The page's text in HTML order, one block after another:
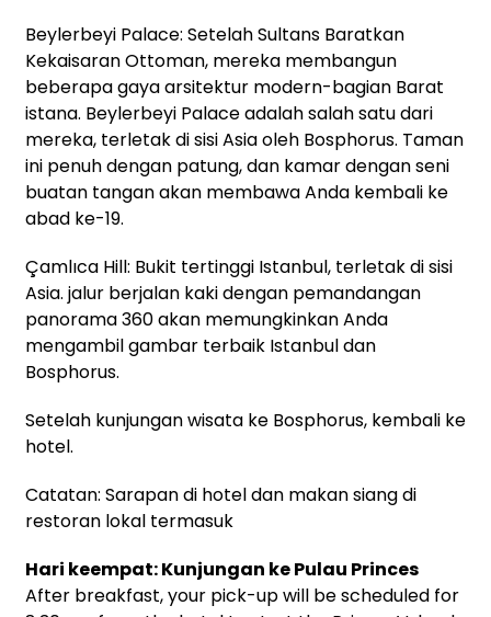
Beylerbeyi Palace: Setelah Sultans Baratkan
Kekaisaran Ottoman, mereka membangun
beberapa gaya arsitektur modern-bagian Barat
istana. Beylerbeyi Palace adalah salah satu dari
mereka, terletak di sisi Asia oleh Bosphorus. Taman
ini penuh dengan patung, dan kamar dengan seni
buatan tangan akan membawa Anda kembali ke
abad ke-19.
Çamlıca Hill: Bukit tertinggi Istanbul, terletak di sisi
Asia. jalur berjalan kaki dengan pemandangan
panorama 360 akan memungkinkan Anda
mengambil gambar terbaik Istanbul dan
Bosphorus.
Setelah kunjungan wisata ke Bosphorus, kembali ke
hotel.
Catatan: Sarapan di hotel dan makan siang di
restoran lokal termasuk
Hari keempat: Kunjungan ke Pulau Princes
After breakfast, your pick-up will be scheduled for